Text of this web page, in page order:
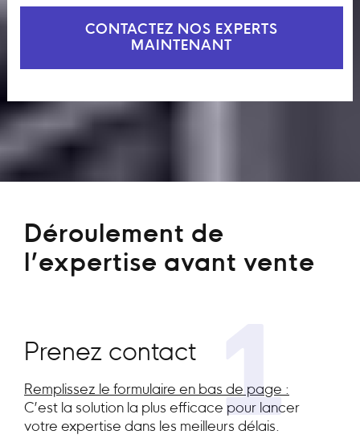
CONTACTEZ NOS EXPERTS
MAINTENANT
Déroulement de
l’expertise avant vente
1
Prenez contact
Remplissez le formulaire en bas de page :
C’est la solution la plus efficace pour lancer
votre expertise dans les meilleurs délais.